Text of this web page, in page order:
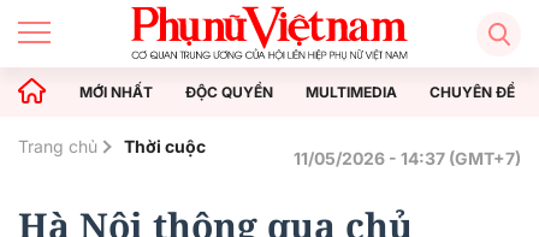
MỚI NHẤT ĐỘC QUYỀN MULTIMEDIA CHUYÊN ĐỀ
Trang chủ Thời cuộc
11/05/2026 - 14:37 (GMT+7)
Hà Nội thông qua chủ